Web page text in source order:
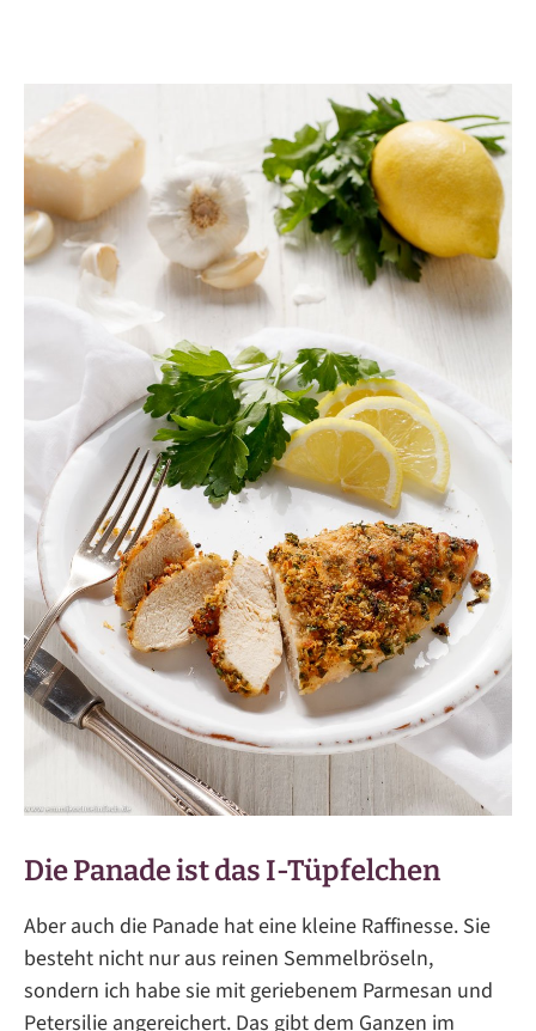
Die Panade ist das I-Tüpfelchen
Aber auch die Panade hat eine kleine Raffinesse. Sie
besteht nicht nur aus reinen Semmelbröseln,
sondern ich habe sie mit geriebenem Parmesan und
Petersilie angereichert. Das gibt dem Ganzen im